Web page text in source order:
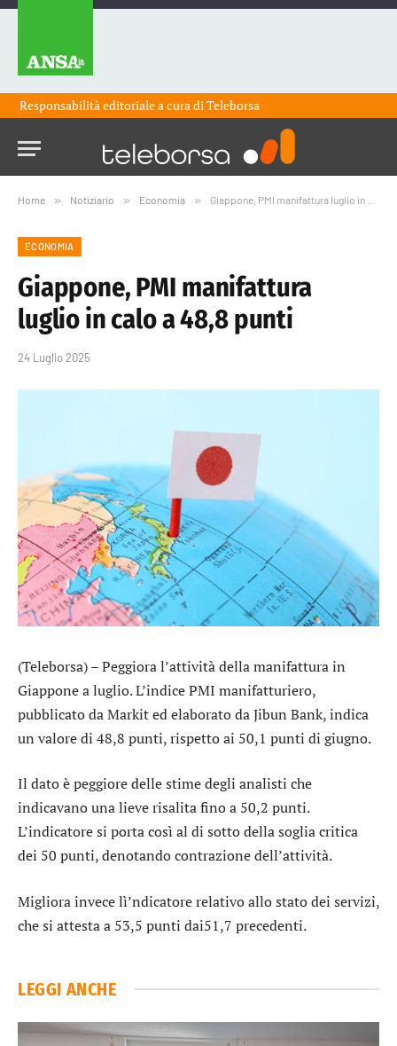
Responsabilità editoriale a cura diTeleborsa
Home » Notiziario » Economia » Giappone, PMI manifattura luglio in calo a 48,8 punti
ECONOMIA
Giappone, PMI manifattura
luglio in calo a 48,8 punti
24 Luglio 2025
(Teleborsa) – Peggiora l’attività della manifattura in
Giappone a luglio. L’indice PMI manifatturiero,
pubblicato da Markit ed elaborato da Jibun Bank, indica
un valore di 48,8 punti, rispetto ai 50,1 punti di giugno.
Il dato è peggiore delle stime degli analisti che
indicavano una lieve risalita fino a 50,2 punti.
L’indicatore si porta così al di sotto della soglia critica
dei 50 punti, denotando contrazione dell’attività.
Migliora invece lì’ndicatore relativo allo stato dei servizi,
che si attesta a 53,5 punti dai51,7 precedenti.
LEGGI ANCHE